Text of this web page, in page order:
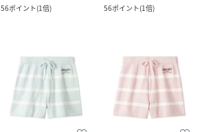
56ポイント(1倍)
56ポイント(1倍)